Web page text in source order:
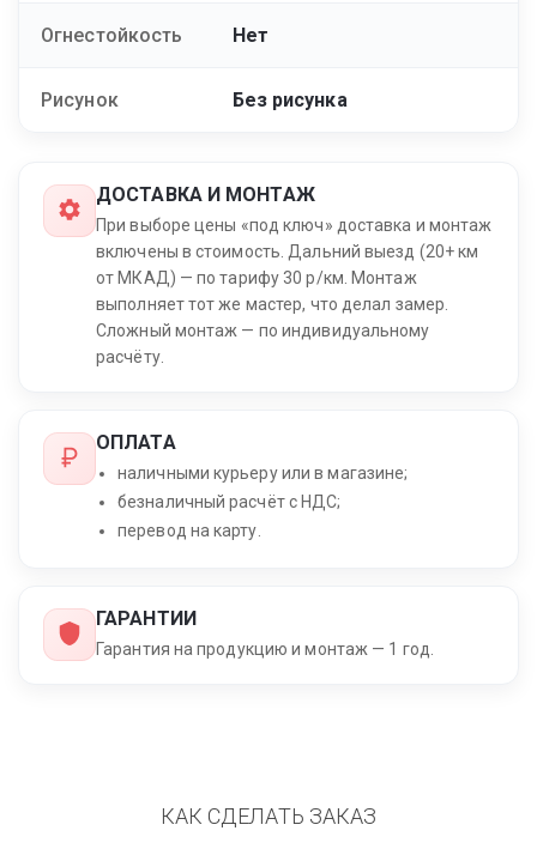
Огнестойкость Нет
Рисунок Без рисунка
ДОСТАВКА И МОНТАЖ
При выборе цены «под ключ» доставка и монтаж
включены в стоимость. Дальний выезд (20+ км
от МКАД) — по тарифу 30 р/км. Монтаж
выполняет тот же мастер, что делал замер.
Сложный монтаж — по индивидуальному
расчёту.
ОПЛАТА
наличными курьеру или в магазине;
безналичный расчёт с НДС;
перевод на карту.
ГАРАНТИИ
Гарантия на продукцию и монтаж — 1 год.
КАК СДЕЛАТЬ ЗАКАЗ